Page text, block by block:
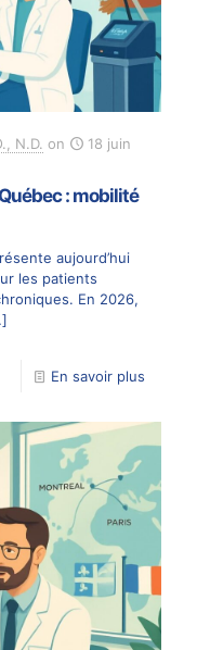
N.D. on
18 juin
: mobilité
aujourd’hui
les patients
En 2026,
En savoir plus